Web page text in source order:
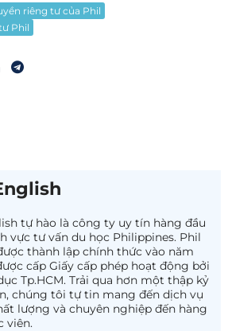
riêng tư của Phil
Phil
tự hào là công ty uy tín hàng đầu
vực tư vấn du học Philippines. Phil
thành lập chính thức vào năm
cấp Giấy cấp phép hoạt động bởi
Tp.HCM. Trải qua hơn một thập kỷ
chúng tôi tự tin mang đến dịch vụ
lượng và chuyên nghiệp đến hàng
viên.